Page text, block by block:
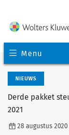
Menu
NIEUWS
Derde pakket
2021
28 augustus 2020